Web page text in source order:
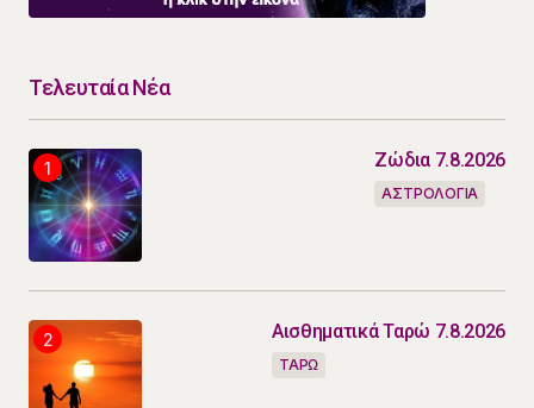
Τελευταία Νέα
Ζώδια 7.8.2026
ΑΣΤΡΟΛΟΓΙΑ
Αισθηματικά Ταρώ 7.8.2026
ΤΑΡΩ